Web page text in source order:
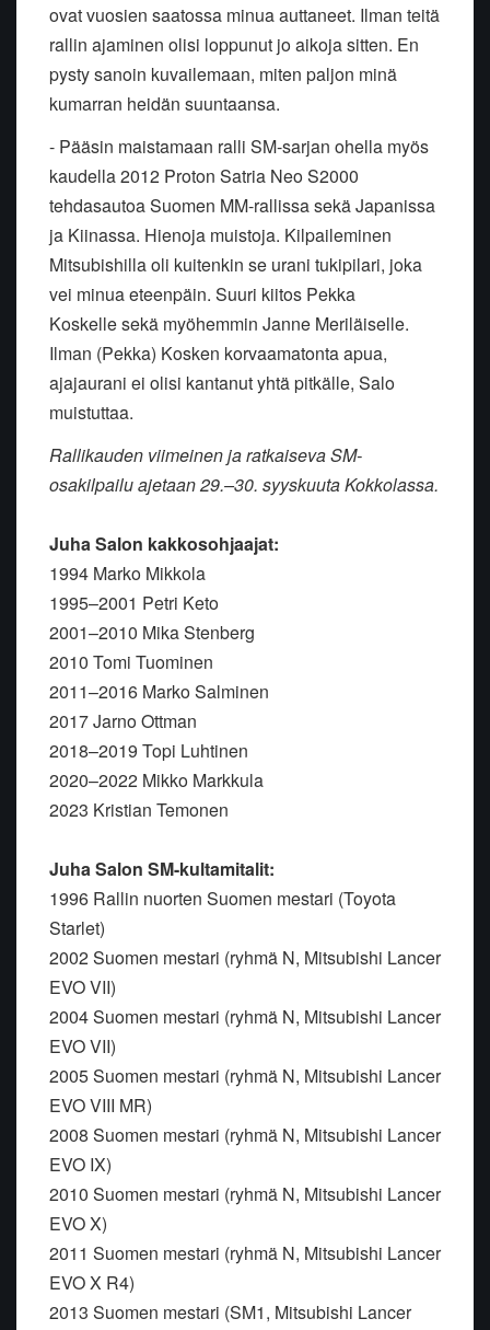
ovatvuosien saatossa minua auttaneet. Ilman teitä
rallin ajaminen olisi loppunut jo aikoja sitten. En
pysty sanoin kuvailemaan, miten paljon minä
kumarran heidän suuntaansa.
- Pääsin maistamaan ralli SM-sarjan ohella myös
kaudella 2012 Proton Satria Neo S2000
tehdasautoa Suomen MM-rallissa sekä Japanissa
ja Kiinassa. Hienoja muistoja. Kilpaileminen
Mitsubishilla oli kuitenkin se urani tukipilari, joka
vei minua eteenpäin. Suuri kiitos Pekka
Koskellesekä myöhemmin Janne Meriläiselle.
Ilman (Pekka) Kosken korvaamatontaapua,
ajajaurani ei olisi kantanut yhtä pitkälle, Salo
muistuttaa.
Rallikauden viimeinen ja ratkaiseva SM-
osakilpailu ajetaan 29.–30. syyskuuta Kokkolassa.
Juha Salon kakkosohjaajat:
1994 Marko Mikkola
1995–2001 Petri Keto
2001–2010 Mika Stenberg
2010 Tomi Tuominen
2011–2016 Marko Salminen
2017 Jarno Ottman
2018–2019 Topi Luhtinen
2020–2022 Mikko Markkula
2023 Kristian Temonen
Juha Salon SM-kultamitalit:
1996 Rallin nuorten Suomen mestari (Toyota
Starlet)
2002 Suomen mestari (ryhmä N, Mitsubishi Lancer
EVO VII)
2004 Suomen mestari (ryhmä N, Mitsubishi Lancer
EVO VII)
2005 Suomen mestari (ryhmä N, Mitsubishi Lancer
EVO VIII MR)
2008 Suomen mestari (ryhmä N, Mitsubishi Lancer
EVO IX)
2010 Suomen mestari (ryhmä N, Mitsubishi Lancer
EVO X)
2011 Suomen mestari (ryhmä N, Mitsubishi Lancer
EVO X R4)
2013 Suomen mestari (SM1, Mitsubishi Lancer